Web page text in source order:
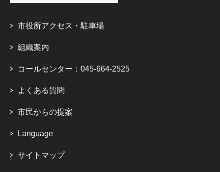
市役所アクセス・駐車場
組織案内
コールセンター：045-664-2525
よくある質問
市民からの提案
Language
サイトマップ